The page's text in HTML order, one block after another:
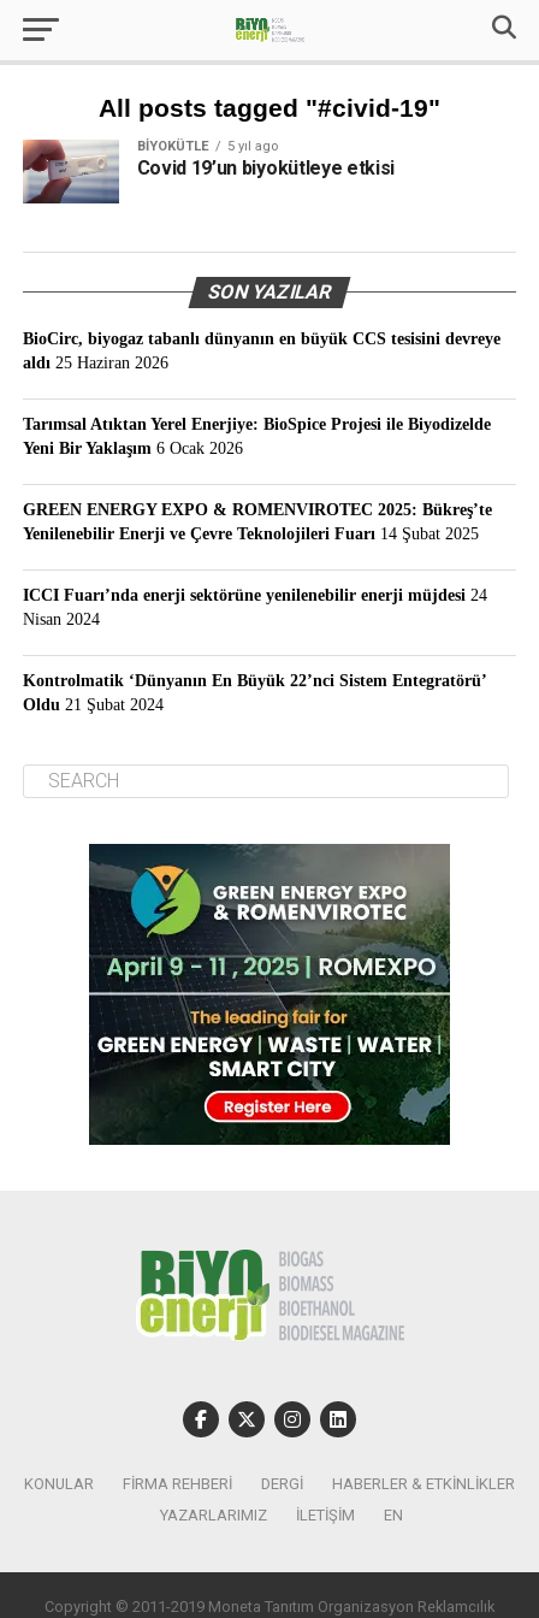
All posts tagged "#civid-19"
BIYOKÜTLE 5 yıl ago
Covid 19’un biyokütleye etkisi
SON YAZILAR
BioCirc, biyogaz tabanlı dünyanın en büyük CCS tesisini devreye
aldı 25 Haziran 2026
Tarımsal Atıktan Yerel Enerjiye: BioSpice Projesi ile Biyodizelde
Yeni Bir Yaklaşım 6 Ocak 2026
GREEN ENERGY EXPO & ROMENVIROTEC 2025: Bükreş’te
Yenilenebilir Enerji ve Çevre Teknolojileri Fuarı 14 Şubat 2025
ICCI Fuarı’nda enerji sektörüne yenilenebilir enerji müjdesi 24
Nisan 2024
Kontrolmatik ‘Dünyanın En Büyük 22’nci Sistem Entegratörü’
Oldu 21 Şubat 2024
KONULAR FIRMA REHBERI DERGI
HABERLER & ETKINLIKLER
YAZARLARIMIZ
İLETIŞIM EN
Copyright © 2011-2019 Moneta Tanıtım Organizasyon Reklamcılık